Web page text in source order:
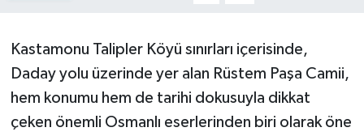
Kastamonu Talipler Köyü sınırları içerisinde,
Daday yolu üzerinde yer alan Rüstem Paşa Camii,
hem konumu hem de tarihi dokusuyla dikkat
çeken önemli Osmanlı eserlerinden biri olarak öne
Merkez Haberleri